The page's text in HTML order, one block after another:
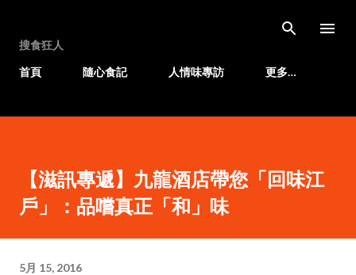
搜食狂人
首頁
隨心食記 人情味專訪 更多…
【滋訊專遞】九龍酒店帶您「回味江
戶」：品嚐真正「和」味
5月 15, 2016